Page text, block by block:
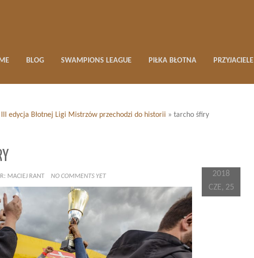
BLOG SWAMPIONS LEAGUE PIŁKA BŁOTNA PRZYJACIELE
III edycja Błotnej Ligi Mistrzów przechodzi do historii » tarcho śfiry
MACIEJ RANT NO COMMENTS YET
2018
CZE, 25